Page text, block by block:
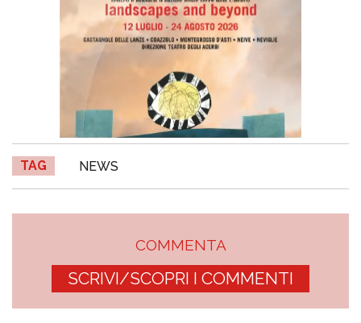
TAG NEWS
COMMENTA
SCRIVI/SCOPRI I COMMENTI